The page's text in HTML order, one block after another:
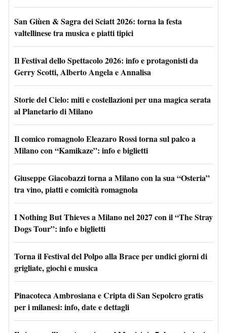
San Giùen & Sagra dei Sciatt 2026: torna la festa
valtellinese tra musica e piatti tipici
Il Festival dello Spettacolo 2026: info e protagonisti da
Gerry Scotti, Alberto Angela e Annalisa
Storie del Cielo: miti e costellazioni per una magica serata
al Planetario di Milano
Il comico romagnolo Eleazaro Rossi torna sul palco a
Milano con “Kamikaze”: info e biglietti
Giuseppe Giacobazzi torna a Milano con la sua “Osteria”
tra vino, piatti e comicità romagnola
I Nothing But Thieves a Milano nel 2027 con il “The Stray
Dogs Tour”: info e biglietti
Torna il Festival del Polpo alla Brace per undici giorni di
grigliate, giochi e musica
Pinacoteca Ambrosiana e Cripta di San Sepolcro gratis
per i milanesi: info, date e dettagli